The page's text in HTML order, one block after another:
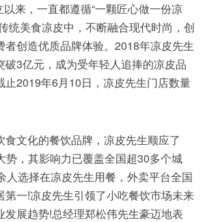
来，一直都遵循“一颗匠心做一份凉
统美食凉皮中，不断融合现代时尚，创
者创造优质品牌体验。2018年凉皮先生
破3亿元，成为受年轻人追捧的凉皮品
止2019年6月10日，凉皮先生门店数量
文化的餐饮品牌，凉皮先生顺应了
势，其影响力已覆盖全国超30多个城
人选择在凉皮先生用餐，外卖平台全国
第一!凉皮先生引领了小吃餐饮市场未来
发展趋势!总经理郑松伟先生豪迈地表